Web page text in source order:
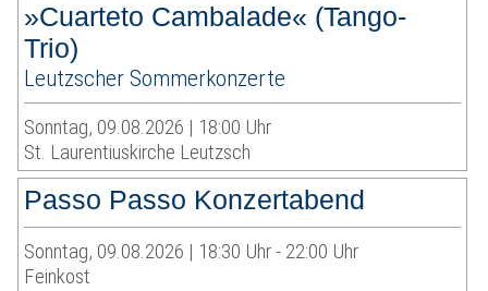
»Cuarteto Cambalade« (Tango-
Trio)
Leutzscher Sommerkonzerte
Sonntag, 09.08.2026 | 18:00 Uhr
St. Laurentiuskirche Leutzsch
Passo Passo Konzertabend
Sonntag, 09.08.2026 | 18:30 Uhr - 22:00 Uhr
Feinkost